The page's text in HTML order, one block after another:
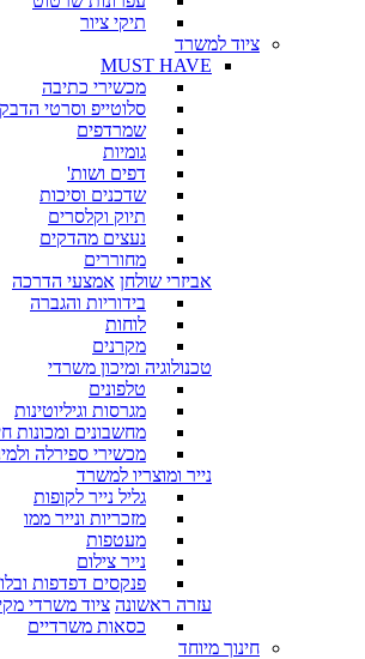
תיקי ציור
ציוד למשרד
MUST HAVE
מכשירי כתיבה
סלוטייפ וסרטי
שמרדפים
גומיות
דפים ושות'
שדכנים וסיכות
תיוק וקלסרים
נעצים מהדקים
מחוררים
אביזרי שולחן אמצעי הדרכה
בידוריות והגברה
לוחות
מקרנים
טכנולוגיה ומיכון משרדי
טלפונים
מגרסות וגיליוטינות
מחשבונים ומכונות
מכשירי ספירלה
נייר ומוצריו למשרד
גליל נייר לקופות
מזכריות ונייר ממו
מעטפות
נייר צילום
פנקסים דפדפות
עזרה ראשונה ציוד משרדי
כסאות משרדיים
חינוך מיוחד